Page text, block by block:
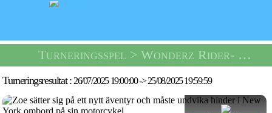
Turneringsspel > Wonderz Rider- Turnering -
Turneringsresultat :26/07/2025 19:00:00->25/08/2025 19:59:59